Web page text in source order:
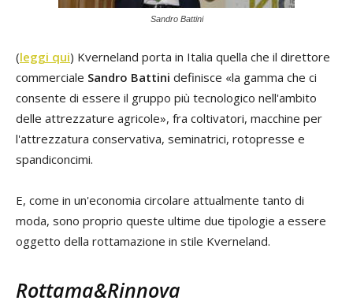
Sandro Battini
(leggi qui) Kverneland porta in Italia quella che il direttore
commerciale Sandro Battini definisce «la gamma che ci
consente di essere il gruppo più tecnologico nell'ambito
delle attrezzature agricole», fra coltivatori, macchine per
l'attrezzatura conservativa, seminatrici, rotopresse e
spandiconcimi.
E, come in un'economia circolare attualmente tanto di
moda, sono proprio queste ultime due tipologie a essere
oggetto della rottamazione in stile Kverneland.
Rottama&Rinnova